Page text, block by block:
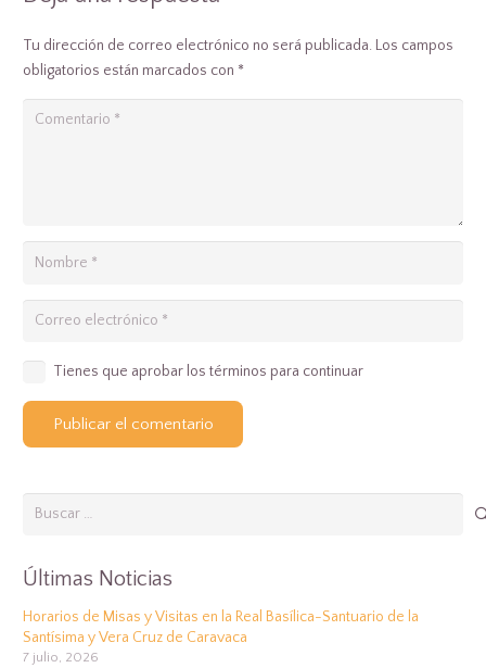
Tu dirección de correo electrónico no será publicada. Los campos
obligatorios están marcados con *
Tienes que aprobar los términos para continuar
Publicar el comentario
Buscar:
Últimas Noticias
Horarios de Misas y Visitas en la Real Basílica-Santuario de la
Santísima y Vera Cruz de Caravaca
7 julio, 2026